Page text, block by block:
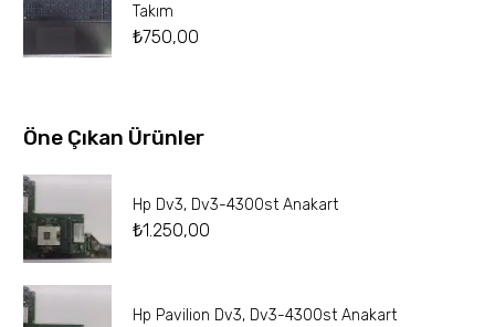
Takım
₺750,00
Öne Çıkan Ürünler
Hp Dv3, Dv3-4300st Anakart
₺1.250,00
Hp Pavilion Dv3, Dv3-4300st Anakart